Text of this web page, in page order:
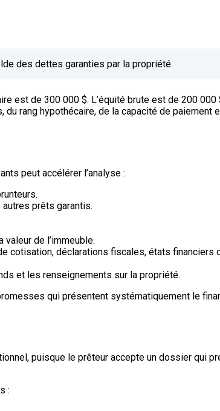
des dettes garanties par la propriété
est de 300 000 $. L’équité brute est de 200
rang hypothécaire, de la capacité de paiement
peut accélérer l’analyse :
prêts garantis.
de l’immeuble.
cotisation, déclarations fiscales, états financiers
et les renseignements sur la propriété.
qui présentent systématiquement le
puisque le prêteur accepte un dossier qui
: